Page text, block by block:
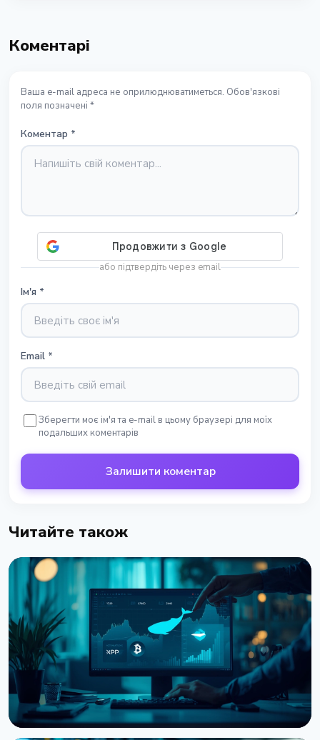
Коментарі
Ваша e-mail адреса не оприлюднюватиметься. Обов'язкові
поля позначені *
Коментар *
або підтвердіть через email
Ім'я *
Email *
Зберегти моє ім'я та e-mail в цьому браузері для моїх
подальших коментарів
Залишити коментар
Читайте також